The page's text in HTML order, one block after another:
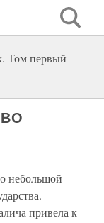
Том первый
небольшой
привела к